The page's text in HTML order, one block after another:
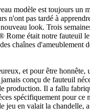
modèle est toujours un
n'ont pas tardé à
look. Trois
Rome était notre fauteuil
chaînes d'ameublement
et pour être honnête,
conçu de fauteuil
production. Il a fallu
spécifiquement pour ce
jeu en valait la chandelle,